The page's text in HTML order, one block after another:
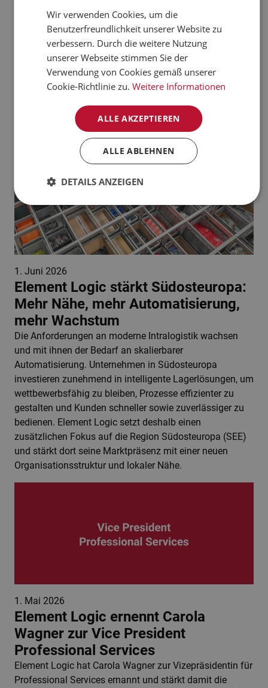
verarbeiten kann.
Jetzt mehr erfahren
Aktuelle News:
1. Juni 2026
Element Logic stärkt Südosteuropa:
Mehr Nähe, mehr Automatisierung,
mehr Wachstum
Die Anforderungen an moderne Intralogistik wachsen
und mit ihnen der Bedarf an skalierbarer
Automatisierung. Unternehmen in Südosteuropa
investieren zunehmend in intelligente Lagerlösungen, um
wettbewerbsfähig zu bleiben, Prozesse effizienter zu
gestalten und Kunden schneller sowie zuverlässiger zu
bedienen. Element Logic setzt deshalb einen
zusätzlichen Fokus auf die Region Südosteuropa (SEE)
und stärkt dort seine Marktpräsenz mit einer neuen
Organisationsstruktur und lokaler Nähe.
1. Mai 2026
Element Logic ernennt Carola
Wagner zur Vice President
Professional Services
Element Logic hat Carola Wagner zur Vizepräsidentin für
Professional Services ernannt und stärkt damit die
FRENCH
DANISH
POLISH
ITALIAN
ENGLISH
Wir verwenden Cookies, um die
Benutzerfreundlichkeit unserer Website zu
verbessern. Durch die weitere Nutzung
unserer Webseite stimmen Sie der
Verwendung von Cookies gemäß unserer
Cookie-Richtlinie zu. Weitere Informationen
ALLE AKZEPTIEREN
ALLE ABLEHNEN
DETAILS ANZEIGEN